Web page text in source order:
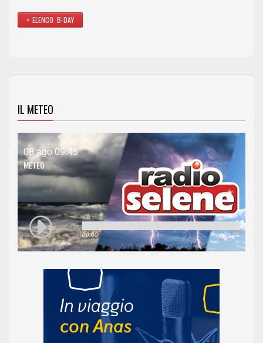
< ELENCO B-DAY
IL METEO
08 ago 09:45
METEO
00:00 00:25